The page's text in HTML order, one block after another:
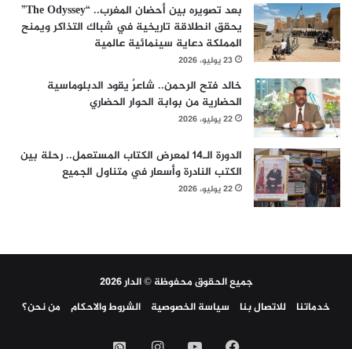
بعد تصويره بين أحضان المغرب.. “The Odyssey”
يحقق انطلاقة تاريخية في شباك التذاكر ويمنح
المملكة دعاية سينمائية عالمية
23 يوليو، 2026
خالد فتح الرحمن.. شاعرٌ يقود الدبلوماسية
الحضارية من بوابة الحوار الحضاري
22 يوليو، 2026
الدورة الـ14 لمعرض الكتاب المستعمل.. رحلة بين
الكتب النادرة وأسعار في متناول الجميع
22 يوليو، 2026
جميع الحقوق محفوظة © الدار 2026
خدماتنا
للاتصال بنا سياسة الخصوصية الشروط والاحكام من نحن؟